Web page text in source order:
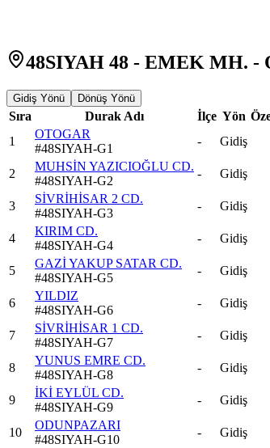
48SIYAH 48 - EMEK MH. -
Gidiş Yönü Dönüş Yönü
Sıra Durak Adı İlçe Yön
1
OTOGAR
#48SIYAH-G1
- Gidiş
2
MUHSİN YAZICIOĞLU CD.
#48SIYAH-G2
- Gidiş
3
SİVRİHİSAR 2 CD.
#48SIYAH-G3
- Gidiş
4
KIRIM CD.
#48SIYAH-G4
- Gidiş
5
GAZİ YAKUP SATAR CD.
#48SIYAH-G5
- Gidiş
6
YILDIZ
#48SIYAH-G6
- Gidiş
7
SİVRİHİSAR 1 CD.
#48SIYAH-G7
- Gidiş
8
YUNUS EMRE CD.
#48SIYAH-G8
- Gidiş
9
İKİ EYLÜL CD.
#48SIYAH-G9
- Gidiş
10
ODUNPAZARI
#48SIYAH-G10
-
Gidiş